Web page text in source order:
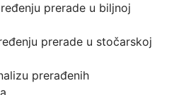
prerade u biljnoj
prerade u stočarskoj
prerađenih